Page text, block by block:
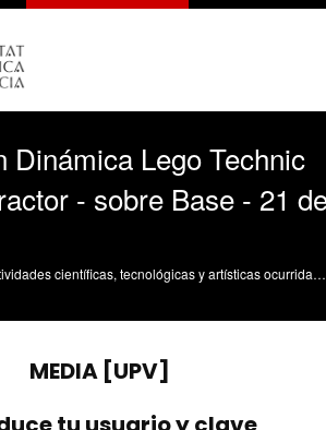
Dinámica Lego Technic
- sobre Base - 21
Divulgación de las actividades científicas, tecnológicas y artísticas ocurridas en los tres campus de la UPV